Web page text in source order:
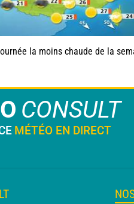
chaude de la semaine, excepté près de la
CONSULT
MÉTÉO EN DIRECT